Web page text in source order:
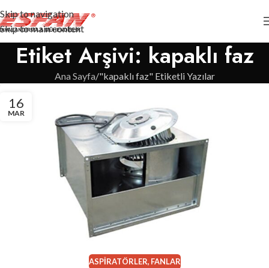
Skip to navigation
Skip to main content
Etiket Arşivi: kapaklı faz
Ana Sayfa "kapaklı faz" Etiketli Yazılar
16
MAR
ASPIRATÖRLER, FANLAR